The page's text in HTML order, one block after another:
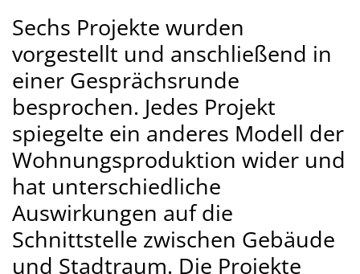
Sechs Projekte wurden
vorgestellt und anschließend in
einer Gesprächsrunde
besprochen. Jedes Projekt
spiegelte ein anderes Modell der
Wohnungsproduktion wider und
hat unterschiedliche
Auswirkungen auf die
Schnittstelle zwischen Gebäude
und Stadtraum. Die Projekte